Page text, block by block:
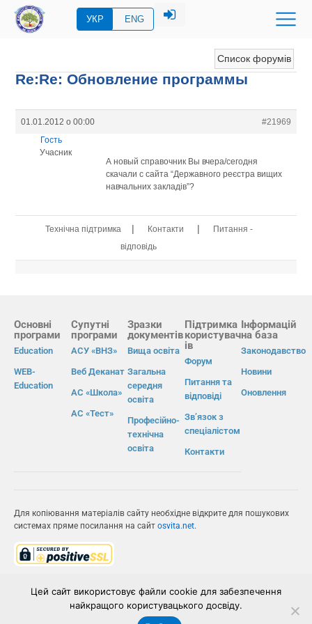
УКР ENG
Список форумів
Re:Re: Обновление программы
01.01.2012 о 00:00
#21969
Гость
Учасник
А новый справочник Вы вчера/сегодня
скачали с сайта “Державного реєстра вищих
навчальних закладів”?
Технічна підтримка | Контакти |
Питання -
відповідь
Основні
програми
Education
WEB-
Education
Супутні
програми
АСУ «ВНЗ»
Веб Деканат
АС «Школа»
АС «Тест»
Зразки
документів
Вища освіта
Загальна
середня
освіта
Професійно-
технічна
освіта
Підтримка
користувач
ів
Форум
Питання та
відповіді
Зв’язок з
спеціалістом
Контакти
Інформацій
на база
Законодавство
Новини
Оновлення
Для копіювання матеріалів сайту необхідне відкрите для пошукових
системах пряме посилання на сайт osvita.net.
ІВС «ОСВІТА»
Цей сайт використовує файли cookie для забезпечення
найкращого користувацького досвіду.